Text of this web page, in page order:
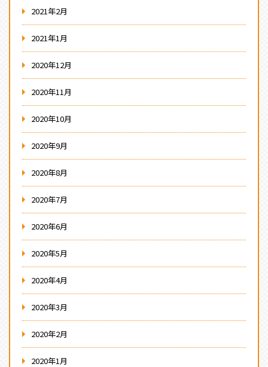
2021年2月
2021年1月
2020年12月
2020年11月
2020年10月
2020年9月
2020年8月
2020年7月
2020年6月
2020年5月
2020年4月
2020年3月
2020年2月
2020年1月